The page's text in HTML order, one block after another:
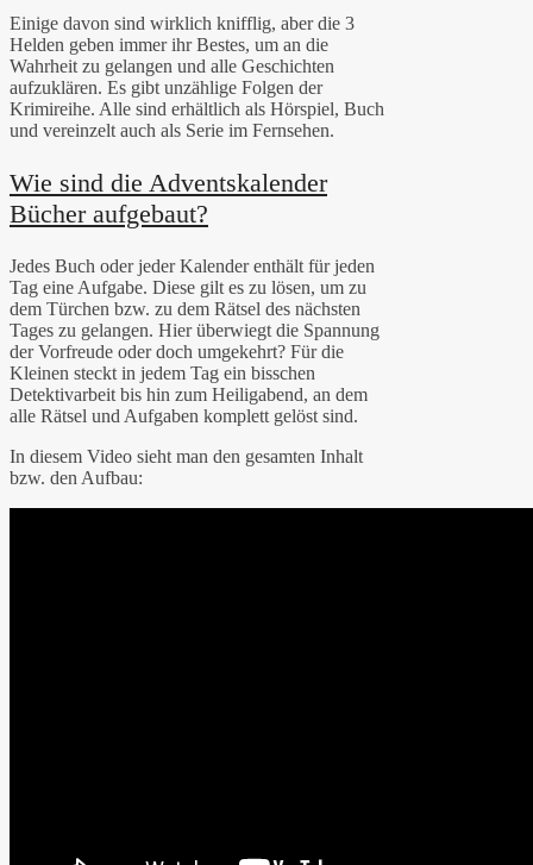
Einige davon sind wirklich knifflig, aber die 3
Helden geben immer ihr Bestes, um an die
Wahrheit zu gelangen und alle Geschichten
aufzuklären. Es gibt unzählige Folgen der
Krimireihe. Alle sind erhältlich als Hörspiel, Buch
und vereinzelt auch als Serie im Fernsehen.
Wie sind die Adventskalender
Bücher aufgebaut?
Jedes Buch oder jeder Kalender enthält für jeden
Tag eine Aufgabe. Diese gilt es zu lösen, um zu
dem Türchen bzw. zu dem Rätsel des nächsten
Tages zu gelangen. Hier überwiegt die Spannung
der Vorfreude oder doch umgekehrt? Für die
Kleinen steckt in jedem Tag ein bisschen
Detektivarbeit bis hin zum Heiligabend, an dem
alle Rätsel und Aufgaben komplett gelöst sind.
In diesem Video sieht man den gesamten Inhalt
bzw. den Aufbau: